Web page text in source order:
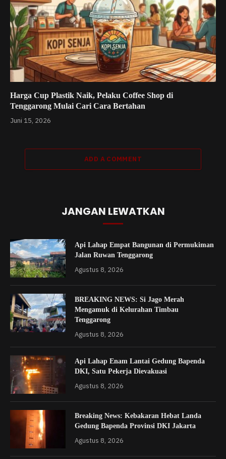
Harga Cup Plastik Naik, Pelaku Coffee Shop di
Tenggarong Mulai Cari Cara Bertahan
Juni 15, 2026
ADD A COMMENT
JANGAN LEWATKAN
Api Lahap Empat Bangunan di Permukiman
Jalan Ruwan Tenggarong
Agustus 8, 2026
BREAKING NEWS: Si Jago Merah
Mengamuk di Kelurahan Timbau
Tenggarong
Agustus 8, 2026
Api Lahap Enam Lantai Gedung Bapenda
DKI, Satu Pekerja Dievakuasi
Agustus 8, 2026
Breaking News: Kebakaran Hebat Landa
Gedung Bapenda Provinsi DKI Jakarta
Agustus 8, 2026